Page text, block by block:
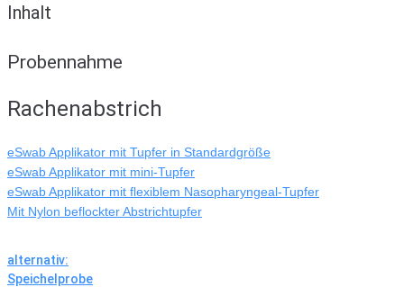
Inhalt
Probennahme
Rachenabstrich
eSwab Applikator mit Tupfer in Standardgröße
eSwab Applikator mit mini-Tupfer
eSwab Applikator mit flexiblem Nasopharyngeal-Tupfer
Mit Nylon beflockter Abstrichtupfer
alternativ:
Speichelprobe